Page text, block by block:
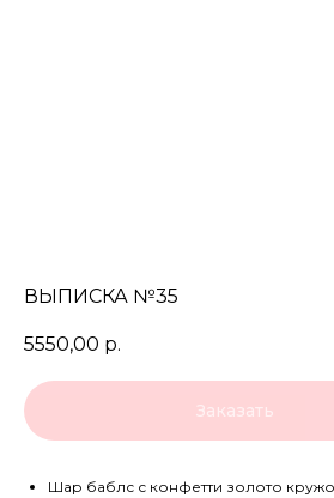
ВЫПИСКА №35
5550,00 р.
Заказать
Шар баблс с конфетти золото